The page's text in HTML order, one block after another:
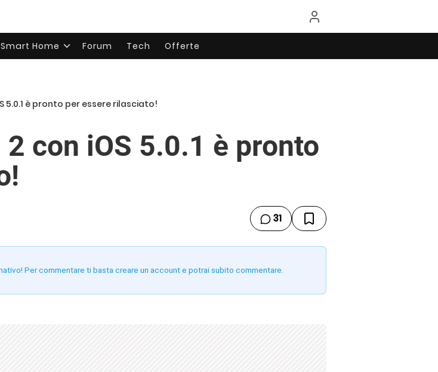
Smart Home Forum Tech Offerte
5.0.1 è pronto per essere rilasciato!
con iOS 5.0.1 è pronto
31
Per commentare ti basta creare un account e potrai subito commentare.